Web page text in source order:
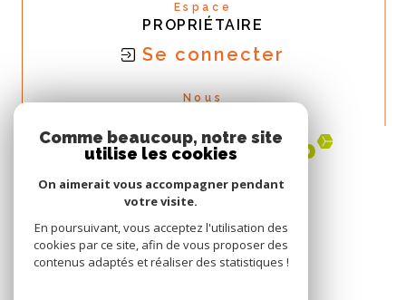
Espace
PROPRIÉTAIRE
Se connecter
Nous
Comme beaucoup, notre site
utilise les cookies
On aimerait vous accompagner pendant
votre visite.
En poursuivant, vous acceptez l'utilisation des
cookies par ce site, afin de vous proposer des
contenus adaptés et réaliser des statistiques !